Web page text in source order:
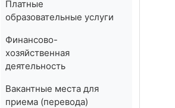
Платные
образовательные услуги
Финансово-
хозяйственная
деятельность
Вакантные места для
приема (перевода)